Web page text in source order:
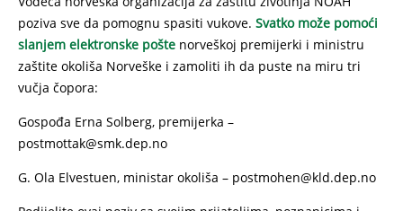
poziva sve da pomognu spasiti vukove. Svatko može pomoći
slanjem elektronske pošte norveškoj premijerki i ministru
zaštite okoliša Norveške i zamoliti ih da puste na miru tri
vučja čopora:
Gospođa Erna Solberg, premijerka –
postmottak@smk.dep.no
G. Ola Elvestuen, ministar okoliša – postmohen@kld.dep.no